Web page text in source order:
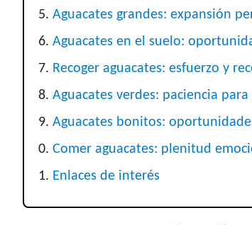
Aguacates grandes: expansión
Aguacates en el suelo:
Recoger aguacates: esfuerzo y
Aguacates verdes: paciencia
Aguacates bonitos:
Comer aguacates: plenitud
Enlaces de interés